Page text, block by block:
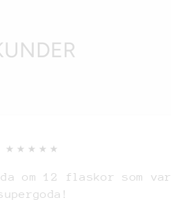
★★★★★
om 12 flaskor som var